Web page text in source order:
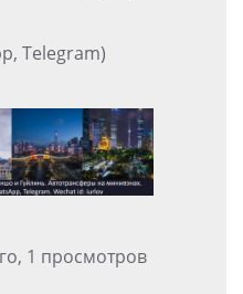
Telegram)
1 просмотров